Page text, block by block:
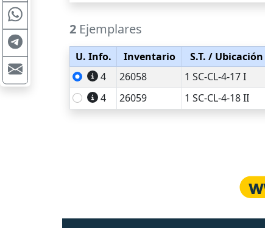
2 Ejemplares
U. Info. Inventario S.T. / Ubicación
4
26058 1 SC-CL-4-17 I
4
26059 1 SC-CL-4-18 II